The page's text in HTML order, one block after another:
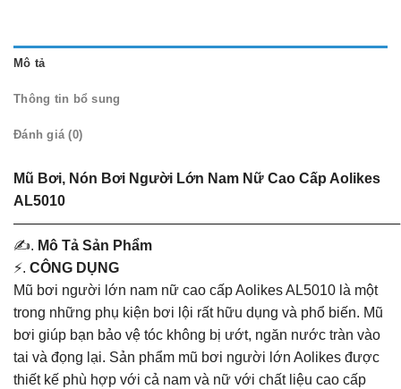
Mô tả
Thông tin bổ sung
Đánh giá (0)
Mũ Bơi, Nón Bơi Người Lớn Nam Nữ Cao Cấp Aolikes
AL5010
✍️. Mô Tả Sản Phẩm
⚡. CÔNG DỤNG
Mũ bơi người lớn nam nữ cao cấp Aolikes AL5010 là một
trong những phụ kiện bơi lội rất hữu dụng và phổ biến. Mũ
bơi giúp bạn bảo vệ tóc không bị ướt, ngăn nước tràn vào
tai và đọng lại. Sản phẩm mũ bơi người lớn Aolikes được
thiết kế phù hợp với cả nam và nữ với chất liệu cao cấp